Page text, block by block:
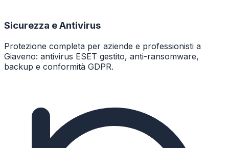
Sicurezza e Antivirus
Protezione completa per aziende e professionisti a
Giaveno: antivirus ESET gestito, anti-ransomware,
backup e conformità GDPR.